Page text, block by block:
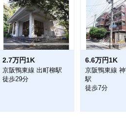
2.7万円1K
京阪鴨東線 出町柳駅
徒歩29分
6.6万円1K
京阪鴨東線
駅
徒歩7分